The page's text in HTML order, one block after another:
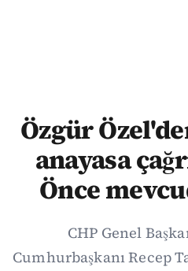
Özgür
anayasa
Önce
CHP Genel
Cumhurbaşkanı Recep